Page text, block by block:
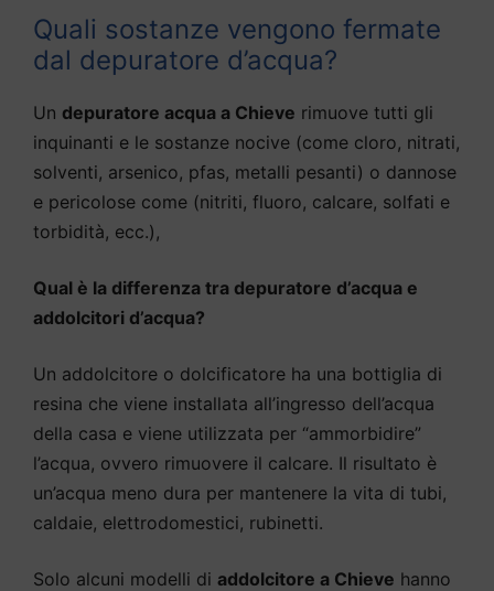
Quali sostanze vengono fermate
dal depuratore d’acqua?
Un depuratore acqua a Chieve rimuove tutti gli
inquinanti e le sostanze nocive (come cloro, nitrati,
solventi, arsenico, pfas, metalli pesanti) o dannose
e pericolose come (nitriti, fluoro, calcare, solfati e
torbidità, ecc.),
Qual è la differenza tra depuratore d’acqua e
addolcitori d’acqua?
Un addolcitore o dolcificatore ha una bottiglia di
resina che viene installata all’ingresso dell’acqua
della casa e viene utilizzata per “ammorbidire”
l’acqua, ovvero rimuovere il calcare. Il risultato è
un’acqua meno dura per mantenere la vita di tubi,
caldaie, elettrodomestici, rubinetti.
Solo alcuni modelli di addolcitore a Chieve hanno